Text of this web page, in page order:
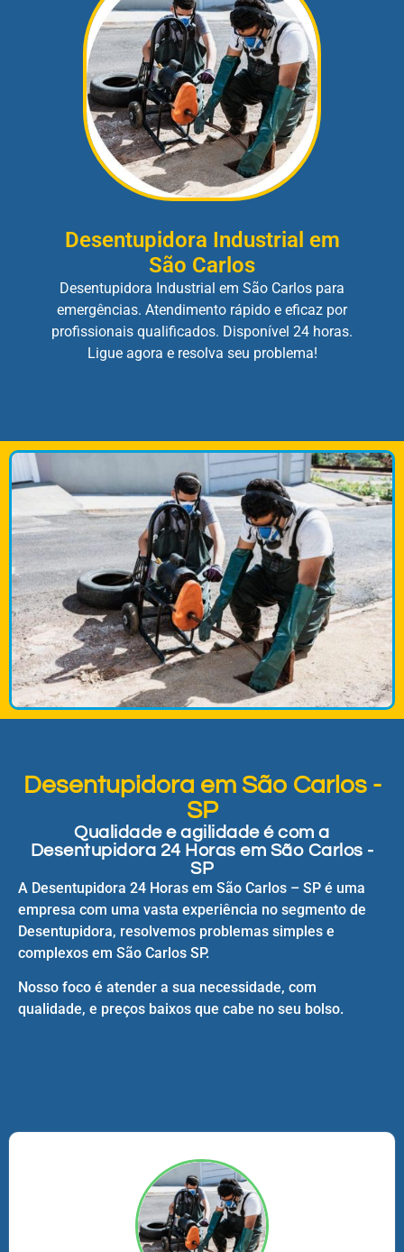
Desentupidora Industrial em
São Carlos
Desentupidora Industrial em São Carlos para
emergências. Atendimento rápido e eficaz por
profissionais qualificados. Disponível 24 horas.
Ligue agora e resolva seu problema!
Desentupidora em São Carlos -
SP
Qualidade e agilidade é com a
Desentupidora 24 Horas em São Carlos -
SP
A Desentupidora 24 Horas em São Carlos – SP é uma
empresa com uma vasta experiência no segmento de
Desentupidora, resolvemos problemas simples e
complexos em São Carlos SP.
Nosso foco é atender a sua necessidade, com
qualidade, e preços baixos que cabe no seu bolso.